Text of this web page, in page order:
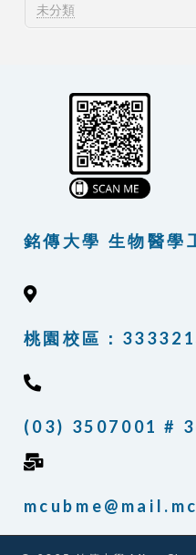
未分類
銘傳大學 生物醫學
桃園校區：
(03) 3507001 #